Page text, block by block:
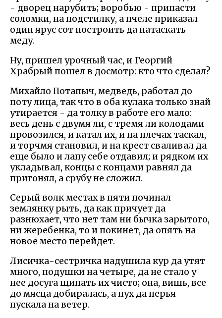
- дворец нарубить; воробью - припасти
соломки, на подстилку, а пчеле приказал
один ярус сот построить да натаскать
меду.
Ну, пришел урочный час, и Георгий
Храбрый пошел в досмотр: кто что сделал?
Михайло Потапыч, медведь, работал до
поту лица, так что в оба кулака только знай
утирается - да толку в работе его мало:
весь день с двумя ли, с тремя ли колодами
провозился, и катал их, и на плечах таскал,
и торчмя становил, и на крест сваливал да
еще было и лапу себе отдавил; и рядком их
укладывал, концы с концами равнял да
пригонял, а срубу не сложил.
Серый волк местах в пяти починал
землянку рыть, да как причует да
разнюхает, что нет там ни бычка зарытого,
ни жеребенка, то и покинет, да опять на
новое место перейдет.
Лисичка-сестричка надушила кур да утят
много, подушки на четыре, да не стало у
нее досуга щипать их чисто; она, вишь, все
до мясца добиралась, а пух да перья
пускала на ветер.